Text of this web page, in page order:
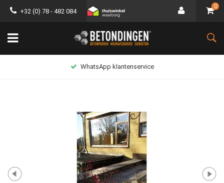
+32 (0) 78 - 482 084
0
WhatsApp klantenservice